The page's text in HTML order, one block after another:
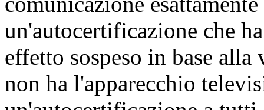
un'autocertificazione che
effetto sospeso in base
non ha l'apparecchio